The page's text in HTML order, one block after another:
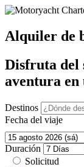
Alquiler de
Disfruta del
aventura
Destinos
Fecha del viaje
Duración
Solicitud